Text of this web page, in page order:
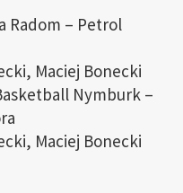
Radom – Petrol
Maciej Bonecki
Nymburk –
Maciej Bonecki